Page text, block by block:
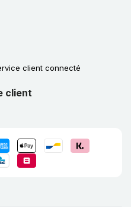
client connecté
client